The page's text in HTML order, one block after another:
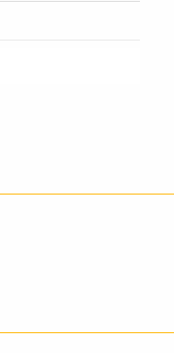
。
を保証するものでは